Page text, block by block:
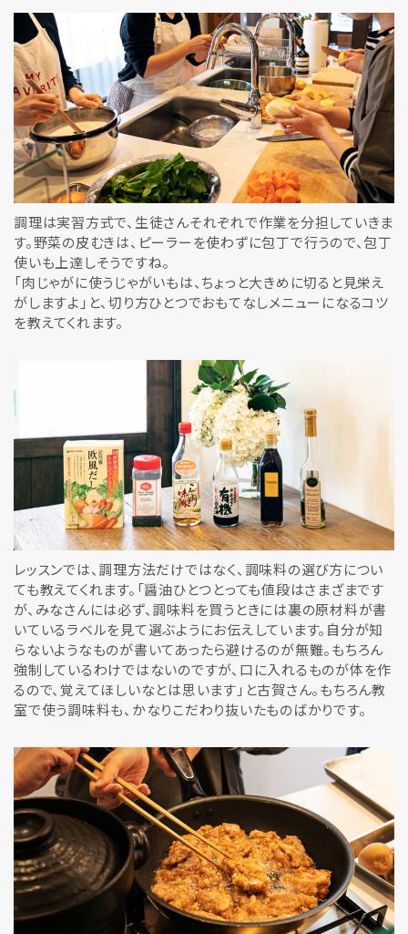
調理は実習方式で、生徒さんそれぞれで作業を分担していきま
す。野菜の皮むきは、ピーラーを使わずに包丁で行うので、包丁
使いも上達しそうですね。
「肉じゃがに使うじゃがいもは、ちょっと大きめに切ると見栄え
がしますよ」と、切り方ひとつでおもてなしメニューになるコツ
を教えてくれます。
レッスンでは、調理方法だけではなく、調味料の選び方につい
ても教えてくれます。「醤油ひとつとっても値段はさまざまです
が、みなさんには必ず、調味料を買うときには裏の原材料が書
いているラベルを見て選ぶようにお伝えしています。自分が知
らないようなものが書いてあったら避けるのが無難。もちろん
強制しているわけではないのですが、口に入れるものが体を作
るので、覚えてほしいなとは思います」と古賀さん。もちろん教
室で使う調味料も、かなりこだわり抜いたものばかりです。